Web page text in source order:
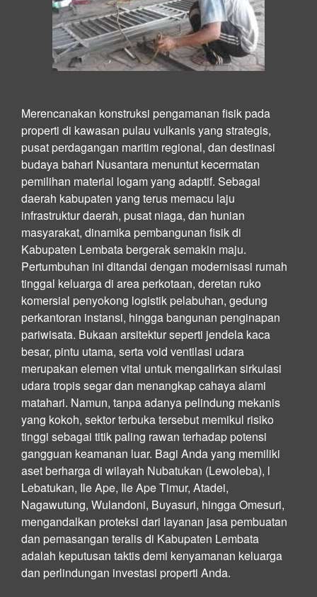
Merencanakan konstruksi pengamanan fisik pada
properti di kawasan pulau vulkanis yang strategis,
pusat perdagangan maritim regional, dan destinasi
budaya bahari Nusantara menuntut kecermatan
pemilihan material logam yang adaptif. Sebagai
daerah kabupaten yang terus memacu laju
infrastruktur daerah, pusat niaga, dan hunian
masyarakat, dinamika pembangunan fisik di
Kabupaten Lembata bergerak semakin maju.
Pertumbuhan ini ditandai dengan modernisasi rumah
tinggal keluarga di area perkotaan, deretan ruko
komersial penyokong logistik pelabuhan, gedung
perkantoran instansi, hingga bangunan penginapan
pariwisata. Bukaan arsitektur seperti jendela kaca
besar, pintu utama, serta void ventilasi udara
merupakan elemen vital untuk mengalirkan sirkulasi
udara tropis segar dan menangkap cahaya alami
matahari. Namun, tanpa adanya pelindung mekanis
yang kokoh, sektor terbuka tersebut memikul risiko
tinggi sebagai titik paling rawan terhadap potensi
gangguan keamanan luar. Bagi Anda yang memiliki
aset berharga di wilayah Nubatukan (Lewoleba), l
Lebatukan, Ile Ape, Ile Ape Timur, Atadei,
Nagawutung, Wulandoni, Buyasuri, hingga Omesuri,
mengandalkan proteksi dari layanan jasa pembuatan
dan pemasangan teralis di Kabupaten Lembata
adalah keputusan taktis demi kenyamanan keluarga
dan perlindungan investasi properti Anda.